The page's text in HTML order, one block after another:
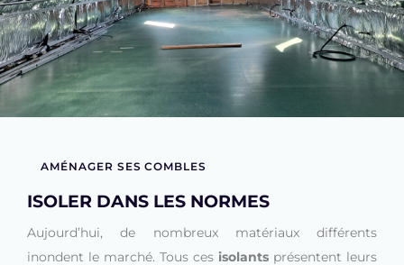
AMÉNAGER SES COMBLES
ISOLER DANS LES NORMES
Aujourd’hui, de nombreux matériaux différents
inondent le marché. Tous ces isolants présentent leurs